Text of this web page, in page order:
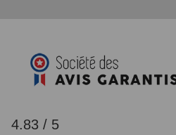
4.83 / 5